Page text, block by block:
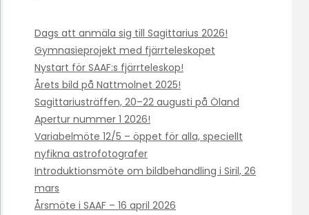
Dags att anmäla sig till Sagittarius 2026!
Gymnasieprojekt med fjärrteleskopet
Nystart för SAAF:s fjärrteleskop!
Årets bild på Nattmolnet 2025!
Sagittariusträffen, 20–22 augusti på Öland
Apertur nummer 1 2026!
Variabelmöte 12/5 – öppet för alla, speciellt
nyfikna astrofotografer
Introduktionsmöte om bildbehandling i Siril, 26
mars
Årsmöte i SAAF – 16 april 2026